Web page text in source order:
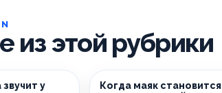
из этой рубрики
у
Когда маяк становится